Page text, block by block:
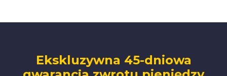
Ekskluzywna 45-dniowa